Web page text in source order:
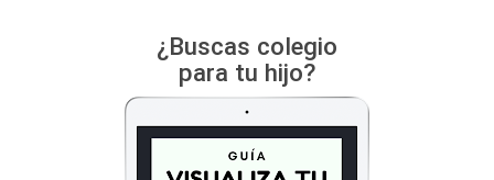
¿Buscas colegio
para tu hijo?